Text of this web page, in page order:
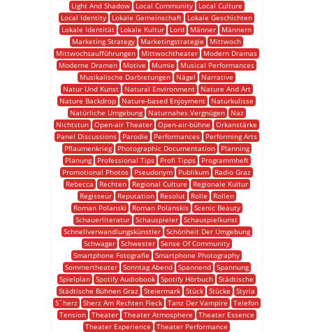
Light And Shadow
Local Community
Local Culture
Local Identity
Lokale Gemeinschaft
Lokale Geschichten
Lokale Identität
Lokale Kultur Lord Männer
Männern
Marketing Strategy
Marketingstrategie
Mittwoch
Mittwochsaufführungen
Mittwochtheater
Modern Dramas
Moderne Dramen
Motive Mumie
Musical Performances
Musikalische Darbietungen
Nägel
Narrative
Natur Und Kunst
Natural Environment
Nature And Art
Nature Backdrop
Nature-based Enjoyment
Naturkulisse
Natürliche Umgebung
Naturnahes Vergnügen
Naz
Nichtstun Open-air Theater Open-air-bühne
Orkanstärke
Panel Discussions
Parodie Performances
Performing Arts
Pflaumenkrieg
Photographic Documentation
Planning
Planung
Professional Tips Profi Tipps
Programmheft
Promotional Photos
Pseudonym Publikum
Radio Graz
Rebecca
Rechten Regional Culture
Regionale Kultur
Regisseur
Reputation Resolut Rolle
Rollen
Roman Polanski
Roman Polanskis
Scenic Beauty
Schauerliteratur Schauspieler Schauspielkunst
Schnellverwandlungskünstler
Schönheit Der Umgebung
Schwager
Schwester
Sense Of Community
Smartphone Fotografie
Smartphone Photography
Sommertheater
Sonntag Abend Spannend
Spannung
Spielplan Spotify Audiobook Spotify Hörbuch Städtische
Städtische Bühnen Graz
Steiermark Stück Stücke
Styria
S`herz
Sherz Am Rechten Fleck Tanz Der Vampire
Telefon
Tension
Theater Theater Atmosphere
Theater Essence
Theater Experience
Theater Performance